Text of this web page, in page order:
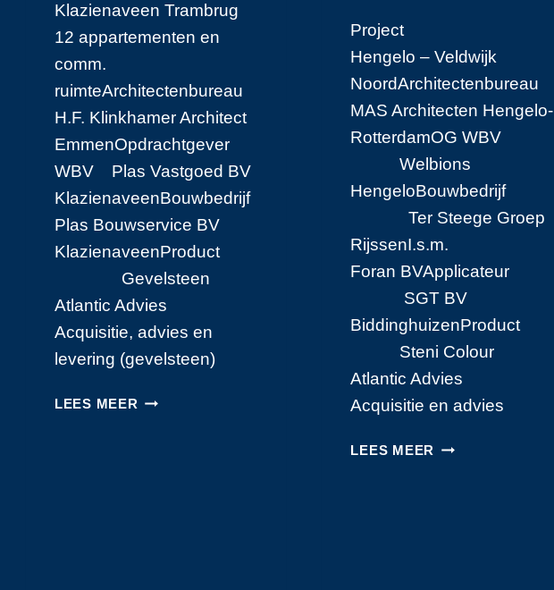
Klazienaveen Trambrug
12 appartementen en
comm.
ruimteArchitectenbureau
H.F. Klinkhamer Architect
EmmenOpdrachtgever
WBV Plas Vastgoed BV
KlazienaveenBouwbedrijf
Plas Bouwservice BV
KlazienaveenProduct
Gevelsteen
Atlantic Advies
Acquisitie, advies en
levering (gevelsteen)
LEES MEER TRAMBRUG
Project
Hengelo – Veldwijk
NoordArchitectenbureau
MAS Architecten Hengelo-
RotterdamOG WBV
Welbions
HengeloBouwbedrijf
Ter Steege Groep
RijssenI.s.m.
Foran BVApplicateur
SGT BV
BiddinghuizenProduct
Steni Colour
Atlantic Advies
Acquisitie en advies
LEES MEER VELDWIJK